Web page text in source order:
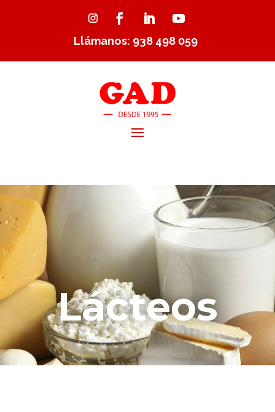
Llámanos: 938 498 059
Lácteos